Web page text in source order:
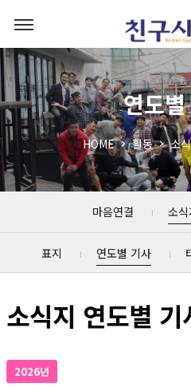
연도
HOME 활동 소
마음연결 소식
표지 연도별 기사
소식지 연도별 기
2026년